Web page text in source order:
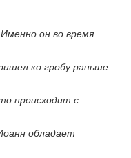
он во время
ко гробу раньше
происходит с
обладает